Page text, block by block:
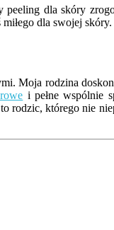
dla skóry
dla swojej skóry.
Moja rodzina
i pełne wspólnie
rodzic, którego nie